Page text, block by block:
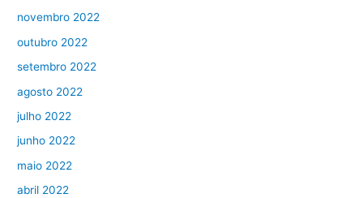
novembro 2022
outubro 2022
setembro 2022
agosto 2022
julho 2022
junho 2022
maio 2022
abril 2022